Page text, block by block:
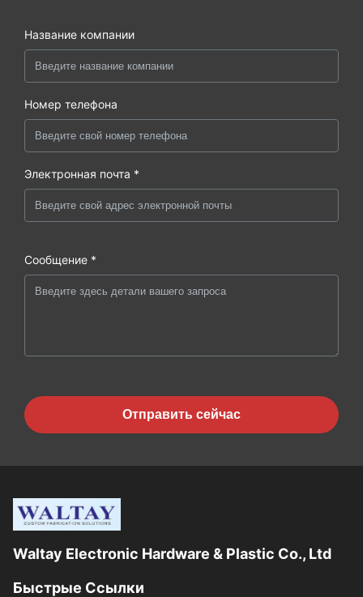
Название компании
Номер телефона
Электронная почта *
Сообщение *
Отправить сейчас
Waltay Electronic Hardware & Plastic Co., Ltd
Быстрые Ссылки